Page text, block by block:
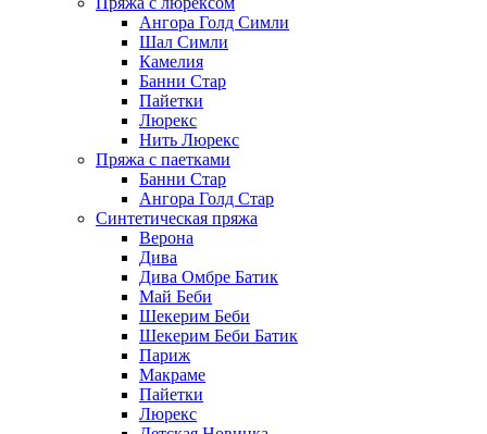
Ангора Голд Симли
Шал Симли
Камелия
Банни Стар
Пайетки
Люрекс
Нить Люрекс
Пряжа с паетками
Банни Стар
Ангора Голд Стар
Синтетическая пряжа
Верона
Дива
Дива Омбре Батик
Май Беби
Шекерим Беби
Шекерим Беби Батик
Париж
Макраме
Пайетки
Люрекс